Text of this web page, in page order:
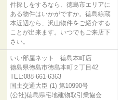
件探しをするなら、徳島市エリアに
ある物件はいかがですか。徳島線蔵
本近辺なら、沢山物件をご紹介する
ことが出来ます。いつでもご来店下
さい。
いい部屋ネット 徳島本町店
徳島県徳島市徳島本町２丁目42
TEL:088-661-6363
国土交通大臣 (1) 第10990号
(公社)徳島県宅地建物取引業協会